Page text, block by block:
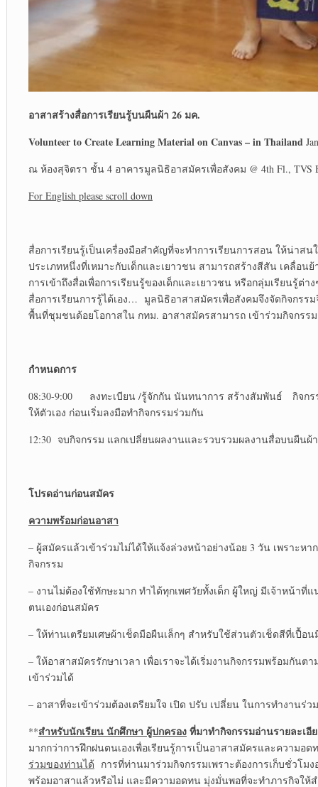
อาสาสร้างสื่อการเรียนรู้บนผืนผ้า 26 มค.
Volunteer to Create Learning Material on Canvas– in Thailand
ณ ห้องสุจิตรา ชั้น 4 อาคารมูลนิธิอาสมัครเพื่อสังคม @ 4th Fl., TVS
For English please scroll down
สื่อการเรียนรู้เป็นเครื่องมือสำคัญที่จะทำการเรียนการสอน ให้น่าส
ประเภทหนึ่งที่เหมาะกับเด็กและเยาวชน สามารถสร้างสีสัน เคลื่อ
การเข้าถึงสื่อเพื่อการเรียนรู้ของเด็กและเยาวชน หรือกลุ่มเรียนรู้
สื่อการเรียนการรู้ได้เอง… มูลนิธิอาสาสมัครเพื่อสังคมจึงจัดกิจกรร
พื้นที่ชุมชนด้อยโอกาสใน กทม. อาสาสมัครสามารถ เข้าร่วมกิจกรร
กำหนดการ
08:30-9:00 ลงทะเบียน /รู้จักกัน นันทนาการ สร้างสัมพันธ์ กิจกรร
ให้ตัวเอง ก่อนเริ่มลงมือทำกิจกรรมร่วมกัน
12:30 จบกิจกรรม แลกเปลี่ยนผลงานและรวบรวมผลงานสื่อบนผืน
โปรดอ่านก่อนสมัคร
ความพร้อมก่อนอาสา
– ผู้สมัครแล้วเข้าร่วมไม่ได้ให้แจ้งล่วงหน้าอย่างน้อย 3 วัน เพราะห
กิจกรรม
– งานไม่ต้องใช้ทักษะมาก ทำได้ทุกเพศวัยทั้งเด็ก ผู้ใหญ่ มีเจ้าหน้
ตนเองก่อนสมัคร
– ให้ท่านเตรียมเศษผ้าเช็ดมือผืนเล็กๆ สำหรับใช้ส่วนตัวเช็ดสีที่เปื้อ
– ให้อาสาสมัครรักษาเวลา เพื่อเราจะได้เริ่มงานกิจกรรมพร้อมกัน
เข้าร่วมได้
– อาสาที่จะเข้าร่วมต้องเตรียมใจ เปิด ปรับ เปลี่ยน ในการทำงาน
**สำหรับนักเรียน นักศึกษา ผู้ปกครองที่มาทำกิจกรรมอ่านรายละเอี
มากกว่าการฝึกฝนตนเองเพื่อเรียนรู้การเป็นอาสาสมัครและความ
ร่วมของท่านได้การที่ท่านมาร่วมกิจกรรมเพราะต้องการเก็บชั่วโม
พร้อมอาสาแล้วหรือไม่ และมีความอดทน มุ่งมั่นพอที่จะทำภารกิจให้